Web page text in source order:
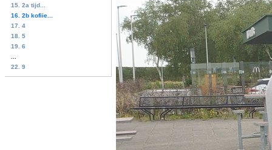
15. 2a tijd...
16. 2b kofiie...
17. 4
18. 5
19. 6
22. 9